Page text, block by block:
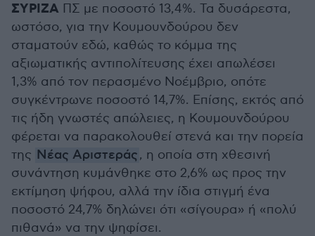
ΣΥΡΙΖΑ ΠΣ με ποσοστό 13,4%. Τα δυσάρεστα,
ωστόσο, για την Κουμουνδούρου δεν
σταματούν εδώ, καθώς το κόμμα της
αξιωματικής αντιπολίτευσης έχει απωλέσει
1,3% από τον περασμένο Νοέμβριο, οπότε
συγκέντρωνε ποσοστό 14,7%. Επίσης, εκτός από
τις ήδη γνωστές απώλειες, η Κουμουνδούρου
φέρεται να παρακολουθεί στενά και την πορεία
της Νέας Αριστεράς, η οποία στη χθεσινή
συνάντηση κυμάνθηκε στο 2,6% ως προς την
εκτίμηση ψήφου, αλλά την ίδια στιγμή ένα
ποσοστό 24,7% δηλώνει ότι «σίγουρα» ή «πολύ
πιθανά» να την ψηφίσει.